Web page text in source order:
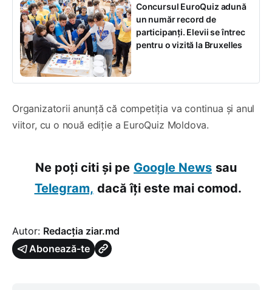
Concursul EuroQuiz adună
un număr record de
participanți. Elevii se întrec
pentru o vizită la Bruxelles
Organizatorii anunță că competiția va continua și anul
viitor, cu o nouă ediție a EuroQuiz Moldova.
Ne poți citi și pe Google News sau
Telegram, dacă îți este mai comod.
Autor: Redacția ziar.md
Abonează-te